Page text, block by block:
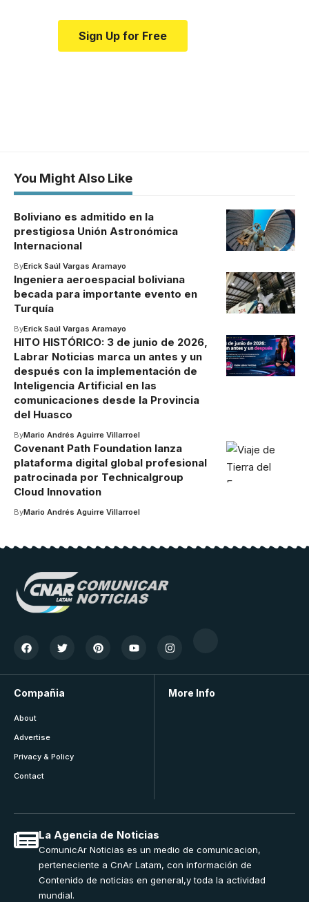
Sign Up for Free
You Might Also Like
Boliviano es admitido en la
prestigiosa Unión Astronómica
Internacional
ByErick Saúl Vargas Aramayo
Ingeniera aeroespacial boliviana
becada para importante evento en
Turquía
ByErick Saúl Vargas Aramayo
HITO HISTÓRICO: 3 de junio de 2026,
Labrar Noticias marca un antes y un
después con la implementación de
Inteligencia Artificial en las
comunicaciones desde la Provincia
del Huasco
ByMario Andrés Aguirre Villarroel
Covenant Path Foundation lanza
plataforma digital global profesional
patrocinada por Technicalgroup
Cloud Innovation
ByMario Andrés Aguirre Villarroel
Compañia
About
Advertise
Privacy & Policy
Contact
More Info
La Agencia de Noticias
ComunicAr Noticias es un medio de comunicacion,
perteneciente a CnAr Latam, con información de
Contenido de noticias en general,y toda la actividad
mundial.